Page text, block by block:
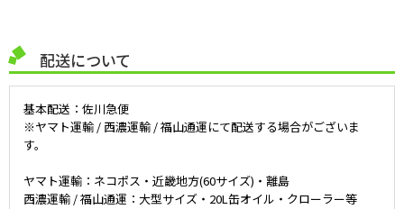
配送について
基本配送：佐川急便
※ヤマト運輸 / 西濃運輸 / 福山通運にて配送する場合がございま
す。
ヤマト運輸：ネコポス・近畿地方(60サイズ)・離島
西濃運輸 / 福山通運：大型サイズ・20L缶オイル・クローラー等